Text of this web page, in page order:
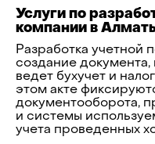
Услуги по
компании в
Разработка учетной
создание документа,
ведет бухучет и
этом акте
документооборота,
и системы
учета проведенных